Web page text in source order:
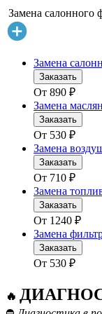
Замена салонного
Замена
Заказать
От 890 ₽
Замена
Заказать
От 530 ₽
Замена
Заказать
От 710 ₽
Замена
Заказать
От 1240 ₽
Замена
Заказать
От 530 ₽
🔥